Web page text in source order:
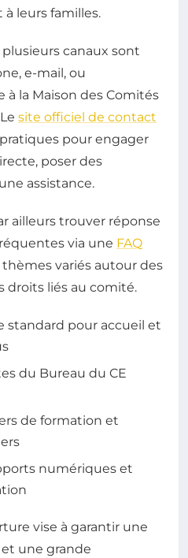
à leurs familles.
canaux sont
e-mail, ou
la Maison des Comités
site officiel de contact
pour engager
poser des
assistance.
ailleurs trouver réponse
via une FAQ
variés autour des
liés au comité.
standard pour accueil et
du Bureau du CE
de formation et
numériques et
vise à garantir une
une grande